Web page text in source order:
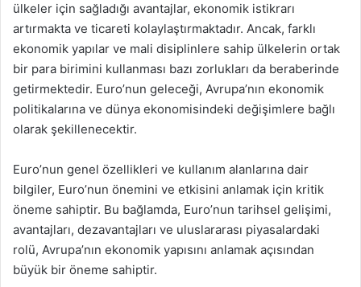
ülkeler için sağladığı avantajlar, ekonomik istikrarı
artırmakta ve ticareti kolaylaştırmaktadır. Ancak, farklı
ekonomik yapılar ve mali disiplinlere sahip ülkelerin ortak
bir para birimini kullanması bazı zorlukları da beraberinde
getirmektedir. Euro’nun geleceği, Avrupa’nın ekonomik
politikalarına ve dünya ekonomisindeki değişimlere bağlı
olarak şekillenecektir.
Euro’nun genel özellikleri ve kullanım alanlarına dair
bilgiler, Euro’nun önemini ve etkisini anlamak için kritik
öneme sahiptir. Bu bağlamda, Euro’nun tarihsel gelişimi,
avantajları, dezavantajları ve uluslararası piyasalardaki
rolü, Avrupa’nın ekonomik yapısını anlamak açısından
büyük bir öneme sahiptir.